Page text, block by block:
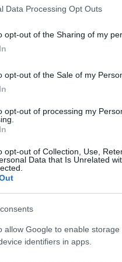
Data Processing Opt Outs
opt-out of the Sharing of my
opt-out of the Sale of my
opt-out of processing my
opt-out of Collection, Use,
Data that Is Unrelated
allow Google to enable
identifiers in apps.
középületek kerítésein.
tekinthető meg
Bakáts téren, az
Szolnokon,
Nyíregyházán,
Szekszárdon,
erősíteni a magyar
az EU-tagság